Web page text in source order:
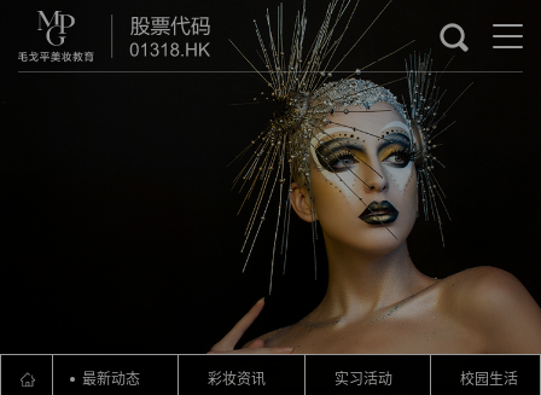
最新动态 彩妆资讯 实习活动 校园生活